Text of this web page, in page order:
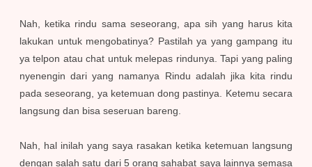
Nah, ketika rindu sama seseorang, apa sih yang harus kita
lakukan untuk mengobatinya? Pastilah ya yang gampang itu
ya telpon atau chat untuk melepas rindunya. Tapi yang paling
nyenengin dari yang namanya Rindu adalah jika kita rindu
pada seseorang, ya ketemuan dong pastinya. Ketemu secara
langsung dan bisa seseruan bareng.
Nah, hal inilah yang saya rasakan ketika ketemuan langsung
dengan salah satu dari 5 orang sahabat saya lainnya semasa